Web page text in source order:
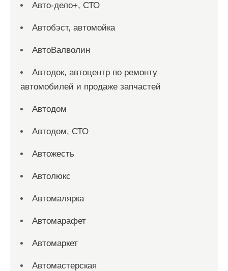
Авто-дело+, СТО
Автобэст, автомойка
АвтоВалволин
Автодок, автоцентр по ремонту
автомобилей и продаже запчастей
Автодом
Автодом, СТО
Автожесть
Автолюкс
Автомалярка
Автомарафет
Автомаркет
Автомастерская